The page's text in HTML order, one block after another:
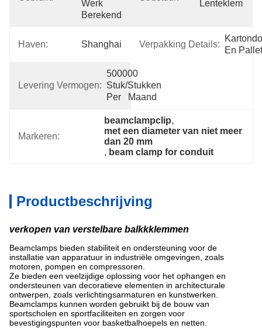
Werk
Berekend
Lenteklem
Haven: Shanghai Verpakking Details:
En Pallet
Levering Vermogen:
500000
Stuk/Stukken
Per   Maand
Markeren:
beamclampclip,
met een diameter van niet meer
dan 20 mm
, beam clamp for conduit
Productbeschrijving
verkopen van verstelbare balkkklemmen
Beamclamps bieden stabiliteit en ondersteuning voor de
installatie van apparatuur in industriële omgevingen, zoals
motoren, pompen en compressoren.
Ze bieden een veelzijdige oplossing voor het ophangen en
ondersteunen van decoratieve elementen in architecturale
ontwerpen, zoals verlichtingsarmaturen en kunstwerken.
Beamclamps kunnen worden gebruikt bij de bouw van
sportscholen en sportfaciliteiten en zorgen voor
bevestigingspunten voor basketbalhoepels en netten.